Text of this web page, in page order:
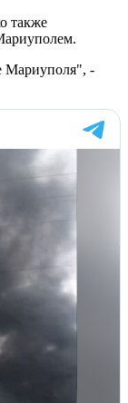
также
Мариуполя", -